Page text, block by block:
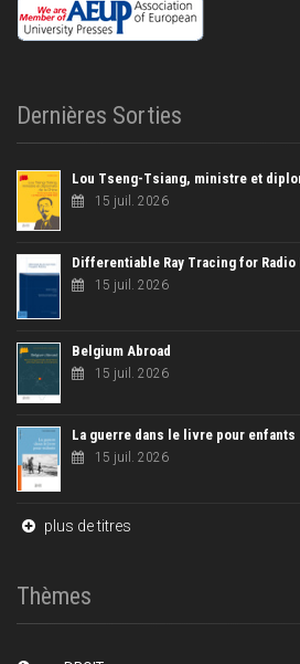
Dernières Sorties
Lou Tseng-Tsiang, ministre et
15 juil. 2026
Differentiable Ray Tracing for
15 juil. 2026
Belgium Abroad
15 juil. 2026
La guerre dans le livre pour enfants
15 juil. 2026
plus de titres
Thèmes